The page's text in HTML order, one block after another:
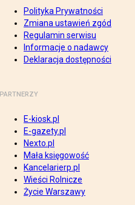
Polityka Prywatności
Zmiana ustawień zgód
Regulamin serwisu
Informacje o nadawcy
Deklaracja dostępności
PARTNERZY
E-kiosk.pl
E-gazety.pl
Nexto.pl
Mała księgowość
Kancelarierp.pl
Wieści Rolnicze
Życie Warszawy